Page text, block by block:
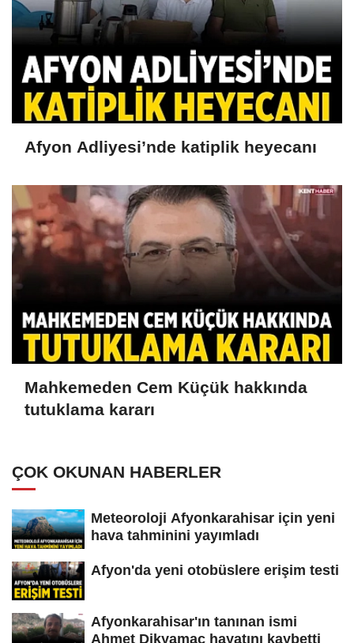
Afyon Adliyesi’nde katiplik heyecanı
Mahkemeden Cem Küçük hakkında
tutuklama kararı
ÇOK OKUNAN HABERLER
Meteoroloji Afyonkarahisar için yeni
hava tahminini yayımladı
Afyon'da yeni otobüslere erişim testi
Afyonkarahisar'ın tanınan ismi
Ahmet Dikyamaç hayatını kaybetti